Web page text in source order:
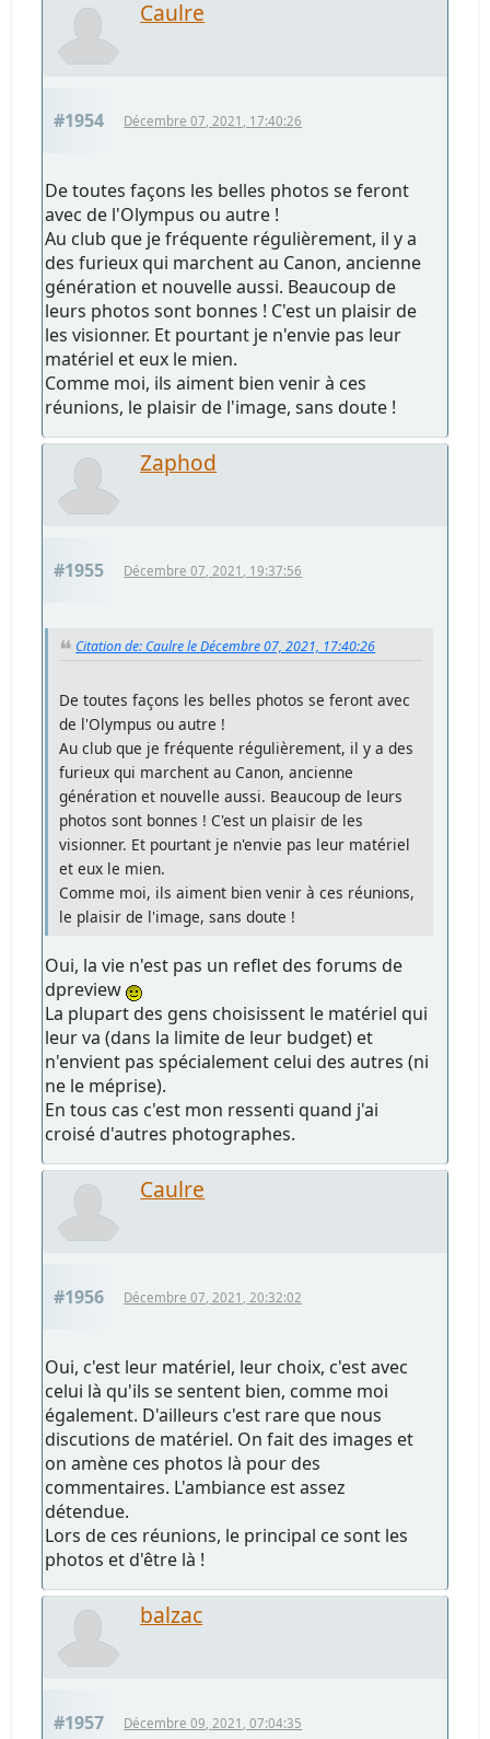
Caulre
#1954 Décembre 07, 2021, 17:40:26
De toutes façons les belles photos se feront
avec de l'Olympus ou autre !
Au club que je fréquente régulièrement, il y a
des furieux qui marchent au Canon, ancienne
génération et nouvelle aussi. Beaucoup de
leurs photos sont bonnes ! C'est un plaisir de
les visionner. Et pourtant je n'envie pas leur
matériel et eux le mien.
Comme moi, ils aiment bien venir à ces
réunions, le plaisir de l'image, sans doute !
Zaphod
#1955 Décembre 07, 2021, 19:37:56
Citation de: Caulre le Décembre 07, 2021, 17:40:26
De toutes façons les belles photos se feront avec
de l'Olympus ou autre !
Au club que je fréquente régulièrement, il y a des
furieux qui marchent au Canon, ancienne
génération et nouvelle aussi. Beaucoup de leurs
photos sont bonnes ! C'est un plaisir de les
visionner. Et pourtant je n'envie pas leur matériel
et eux le mien.
Comme moi, ils aiment bien venir à ces réunions,
le plaisir de l'image, sans doute !
Oui, la vie n'est pas un reflet des forums de
dpreview
La plupart des gens choisissent le matériel qui
leur va (dans la limite de leur budget) et
n'envient pas spécialement celui des autres (ni
ne le méprise).
En tous cas c'est mon ressenti quand j'ai
croisé d'autres photographes.
Caulre
#1956 Décembre 07, 2021, 20:32:02
Oui, c'est leur matériel, leur choix, c'est avec
celui là qu'ils se sentent bien, comme moi
également. D'ailleurs c'est rare que nous
discutions de matériel. On fait des images et
on amène ces photos là pour des
commentaires. L'ambiance est assez
détendue.
Lors de ces réunions, le principal ce sont les
photos et d'être là !
balzac
#1957 Décembre 09, 2021, 07:04:35